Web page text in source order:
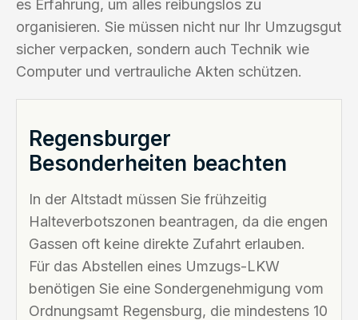
es Erfahrung, um alles reibungslos zu
organisieren. Sie müssen nicht nur Ihr Umzugsgut
sicher verpacken, sondern auch Technik wie
Computer und vertrauliche Akten schützen.
Regensburger
Besonderheiten beachten
In der Altstadt müssen Sie frühzeitig
Halteverbotszonen beantragen, da die engen
Gassen oft keine direkte Zufahrt erlauben.
Für das Abstellen eines Umzugs-LKW
benötigen Sie eine Sondergenehmigung vom
Ordnungsamt Regensburg, die mindestens 10